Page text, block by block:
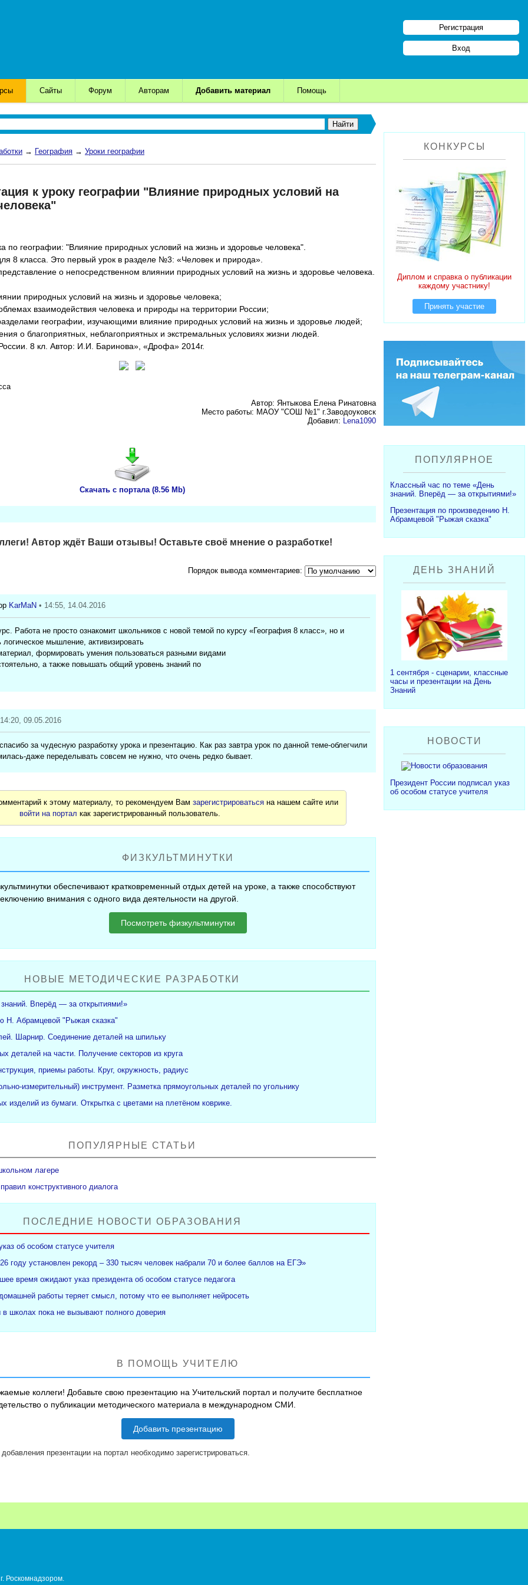
Регистрация
Вход
Сайты Форум Авторам Добавить материал Помощь
→ География → Уроки географии
к уроку географии "Влияние природных условий на
по географии: "Влияние природных условий на жизнь и здоровье человека".
8 класса. Это первый урок в разделе №3: «Человек и природа».
о непосредственном влиянии природных условий на жизнь и здоровье человека.
природных условий на жизнь и здоровье человека;
взаимодействия человека и природы на территории России;
географии, изучающими влияние природных условий на жизнь и здоровье людей;
о благоприятных, неблагоприятных и экстремальных условиях жизни людей.
8 кл. Автор: И.И. Баринова», «Дрофа» 2014г.
Автор: Янтыкова Елена Ринатовна
Место работы: МАОУ "СОШ №1" г.Заводоуковск
Добавил: Lena1090
Скачать с портала (8.56 Mb)
Автор ждёт Ваши отзывы! Оставьте своё мнение о разработке!
Порядок вывода комментариев:
KarMaN • 14:55, 14.04.2016
Работа не просто ознакомит школьников с новой темой по курсу «География 8 класс», но и
логическое мышление, активизировать
формировать умения пользоваться разными видами
а также повышать общий уровень знаний по
09.05.2016
за чудесную разработку урока и презентацию. Как раз завтра урок по данной теме-облегчили
даже переделывать совсем не нужно, что очень редко бывает.
к этому материалу, то рекомендуем Вамзарегистрироваться на нашем сайте или
войти на портал как зарегистрированный пользователь.
ФИЗКУЛЬТМИНУТКИ
обеспечивают кратковременный отдых детей на уроке, а также способствуют
внимания с одного вида деятельности на другой.
Посмотреть физкультминутки
НОВЫЕ МЕТОДИЧЕСКИЕ РАЗРАБОТКИ
Вперёд — за открытиями!»
Н. Абрамцевой "Рыжая сказка"
Шарнир. Соединение деталей на шпильку
деталей на части. Получение секторов из круга
приемы работы. Круг, окружность, радиус
измерительный) инструмент. Разметка прямоугольных деталей по угольнику
изделий из бумаги. Открытка с цветами на плетёном коврике.
ПОПУЛЯРНЫЕ СТАТЬИ
лагере
конструктивного диалога
ПОСЛЕДНИЕ НОВОСТИ ОБРАЗОВАНИЯ
об особом статусе учителя
году установлен рекорд – 330 тысяч человек набрали 70 и более баллов на ЕГЭ»
время ожидают указ президента об особом статусе педагога
работы теряет смысл, потому что ее выполняет нейросеть
в школах пока не вызывают полного доверия
В ПОМОЩЬ УЧИТЕЛЮ
коллеги! Добавьте свою презентацию на Учительский портал и получите бесплатное
о публикации методического материала в международном СМИ.
Добавить презентацию
презентации на портал необходимо зарегистрироваться.
КОНКУРСЫ
Диплом и справка о публикации
каждому участнику!
Принять участие
ПОПУЛЯРНОЕ
Классный час по теме «День
знаний. Вперёд — за открытиями!»
Презентация по произведению Н.
Абрамцевой "Рыжая сказка"
ДЕНЬ ЗНАНИЙ
1 сентября - сценарии, классные
часы и презентации на День
Знаний
НОВОСТИ
Президент России подписал указ
об особом статусе учителя
Роскомнадзором.